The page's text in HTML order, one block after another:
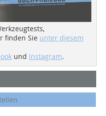
finden Sie unter diesem
und Instagram.